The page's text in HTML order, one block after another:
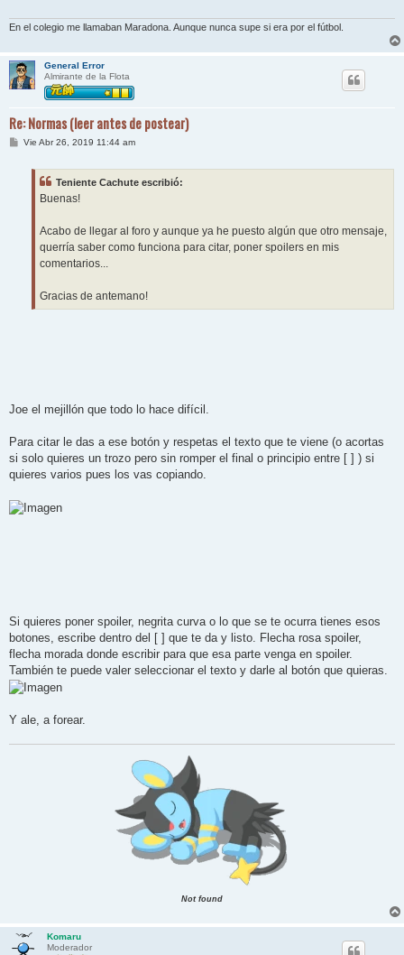
En el colegio me llamaban Maradona. Aunque nunca supe si era por el fútbol.
General Error
Almirante de la Flota
Re: Normas (leer antes de postear)
MVie Abr 26, 2019 11:44 am
Teniente Cachute escribió:
Buenas!
Acabo de llegar al foro y aunque ya he puesto algún que otro mensaje,
querría saber como funciona para citar, poner spoilers en mis
comentarios...
Gracias de antemano!
Joe el mejillón que todo lo hace difícil.
Para citar le das a ese botón y respetas el texto que te viene (o acortas
si solo quieres un trozo pero sin romper el final o principio entre [ ] ) si
quieres varios pues los vas copiando.
Si quieres poner spoiler, negrita curva o lo que se te ocurra tienes esos
botones, escribe dentro del [ ] que te da y listo. Flecha rosa spoiler,
flecha morada donde escribir para que esa parte venga en spoiler.
También te puede valer seleccionar el texto y darle al botón que quieras.
Y ale, a forear.
Not found
Komaru
Moderador